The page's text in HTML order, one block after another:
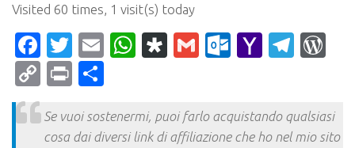
Visited 60 times, 1 visit(s) today
Facebook
Twitter
EmailWhatsApp
Diaspora
Gmail Yahoo
CopyPrint
Se vuoi sostenermi, puoi farlo acquistando qualsiasi
cosa dai diversi link di affiliazione che ho nel mio sito